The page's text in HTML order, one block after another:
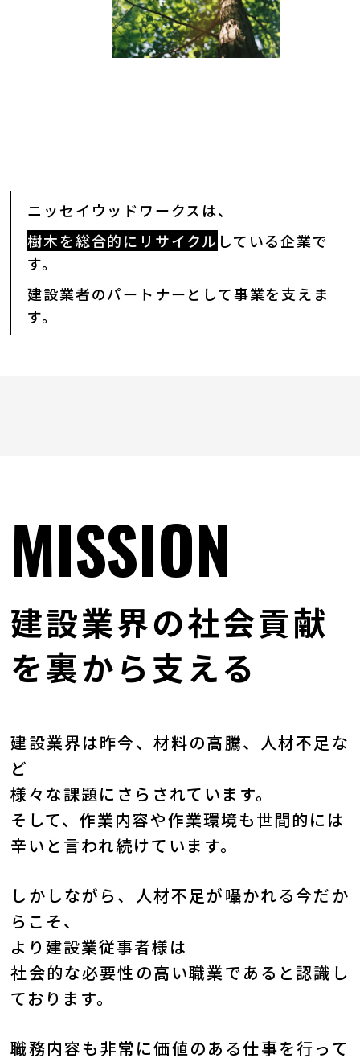
ニッセイウッドワークスは、
樹木を総合的にリサイクル している企業で
す。
建設業者のパートナーとして事業を支えま
す。
MISSION
建設業界の社会貢献
を裏から支える
建設業界は昨今、材料の高騰、人材不足な
ど
様々な課題にさらされています。
そして、作業内容や作業環境も世間的には
辛いと言われ続けています。
しかしながら、人材不足が囁かれる今だか
らこそ、
より建設業従事者様は
社会的な必要性の高い職業であると認識し
ております。
職務内容も非常に価値のある仕事を行って